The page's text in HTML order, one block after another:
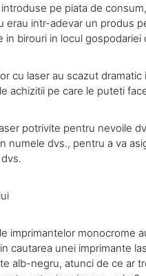
pe piata de
intr-adevar un produs
birouri in locul gospodariei
cu laser au scazut dramatic
achizitii pe care le puteti
potrivite pentru nevoile
numele dvs., pentru a va
imprimantelor monocrome
cautarea unei imprimante
alb-negru, atunci de ce ar